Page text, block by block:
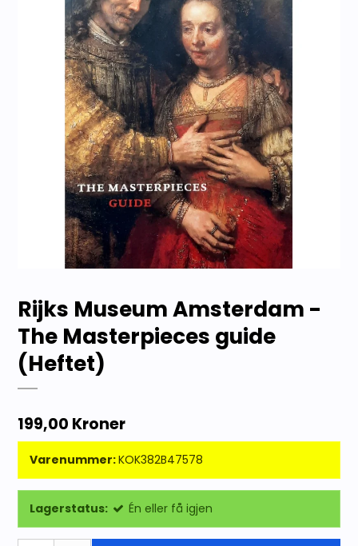
Rijks Museum Amsterdam -
The Masterpieces guide
(Heftet)
199,00 Kroner
Varenummer:KOK382B47578
Lagerstatus: Én eller få igjen